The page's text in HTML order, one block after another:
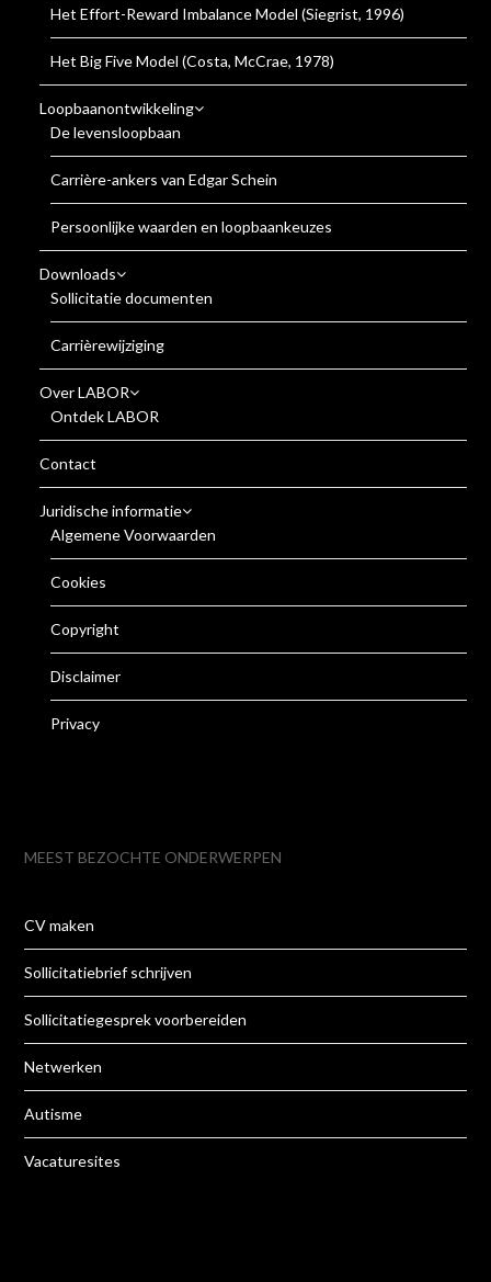
Het Effort-Reward Imbalance Model (Siegrist, 1996)
Het Big Five Model (Costa, McCrae, 1978)
Loopbaanontwikkeling
De levensloopbaan
Carrière-ankers van Edgar Schein
Persoonlijke waarden en loopbaankeuzes
Downloads
Sollicitatie documenten
Carrièrewijziging
Over LABOR
Ontdek LABOR
Contact
Juridische informatie
Algemene Voorwaarden
Cookies
Copyright
Disclaimer
Privacy
MEEST BEZOCHTE ONDERWERPEN
CV maken
Sollicitatiebrief schrijven
Sollicitatiegesprek voorbereiden
Netwerken
Autisme
Vacaturesites